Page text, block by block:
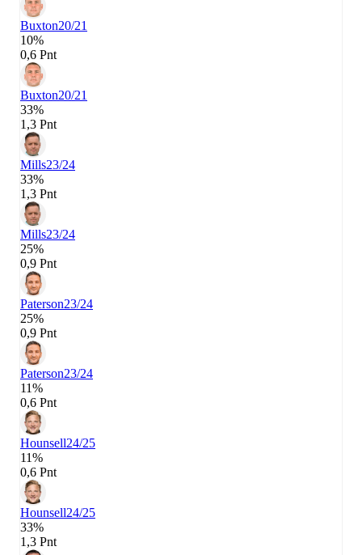
Buxton20/21
10%
0,6 Pnt
Buxton20/21
33%
1,3 Pnt
Mills23/24
33%
1,3 Pnt
Mills23/24
25%
0,9 Pnt
Paterson23/24
25%
0,9 Pnt
Paterson23/24
11%
0,6 Pnt
Hounsell24/25
11%
0,6 Pnt
Hounsell24/25
33%
1,3 Pnt